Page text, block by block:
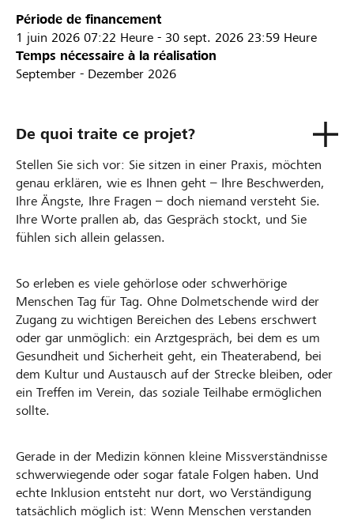
Période de financement
1 juin 2026 07:22 Heure - 30 sept. 2026 23:59 Heure
Temps nécessaire à la réalisation
September - Dezember 2026
De quoi traite ce projet?
Stellen Sie sich vor: Sie sitzen in einer Praxis, möchten
genau erklären, wie es Ihnen geht – Ihre Beschwerden,
Ihre Ängste, Ihre Fragen – doch niemand versteht Sie.
Ihre Worte prallen ab, das Gespräch stockt, und Sie
fühlen sich allein gelassen.
So erleben es viele gehörlose oder schwerhörige
Menschen Tag für Tag. Ohne Dolmetschende wird der
Zugang zu wichtigen Bereichen des Lebens erschwert
oder gar unmöglich: ein Arztgespräch, bei dem es um
Gesundheit und Sicherheit geht, ein Theaterabend, bei
dem Kultur und Austausch auf der Strecke bleiben, oder
ein Treffen im Verein, das soziale Teilhabe ermöglichen
sollte.
Gerade in der Medizin können kleine Missverständnisse
schwerwiegende oder sogar fatale Folgen haben. Und
echte Inklusion entsteht nur dort, wo Verständigung
tatsächlich möglich ist: Wenn Menschen verstanden